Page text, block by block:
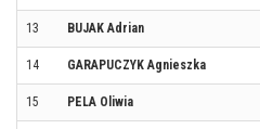
13 BUJAK Adrian
14 GARAPUCZYK Agnieszka
15 PELA Oliwia